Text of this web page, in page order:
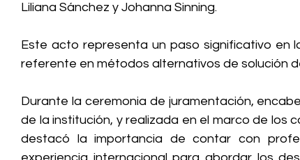
Liliana Sánchez y Johanna Sinning.
Este acto representa un paso significativo en
referente en métodos alternativos de solución
Durante la ceremonia de juramentación,
de la institución, y realizada en el marco de los
destacó la importancia de contar con